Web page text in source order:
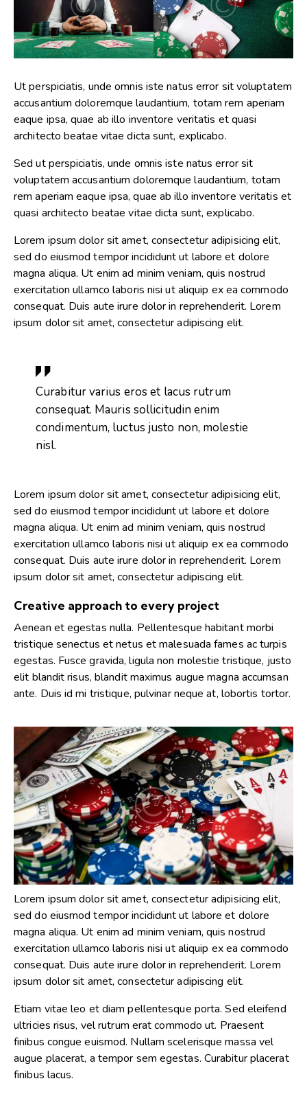
Ut perspiciatis, unde omnis iste natus error sit voluptatem
accusantium doloremque laudantium, totam rem aperiam
eaque ipsa, quae ab illo inventore veritatis et quasi
architecto beatae vitae dicta sunt, explicabo.
Sed ut perspiciatis, unde omnis iste natus error sit
voluptatem accusantium doloremque laudantium, totam
rem aperiam eaque ipsa, quae ab illo inventore veritatis et
quasi architecto beatae vitae dicta sunt, explicabo.
Lorem ipsum dolor sit amet, consectetur adipisicing elit,
sed do eiusmod tempor incididunt ut labore et dolore
magna aliqua. Ut enim ad minim veniam, quis nostrud
exercitation ullamco laboris nisi ut aliquip ex ea commodo
consequat. Duis aute irure dolor in reprehenderit. Lorem
ipsum dolor sit amet, consectetur adipiscing elit.
Curabitur varius eros et lacus rutrum
consequat. Mauris sollicitudin enim
condimentum, luctus justo non, molestie
nisl.
Lorem ipsum dolor sit amet, consectetur adipisicing elit,
sed do eiusmod tempor incididunt ut labore et dolore
magna aliqua. Ut enim ad minim veniam, quis nostrud
exercitation ullamco laboris nisi ut aliquip ex ea commodo
consequat. Duis aute irure dolor in reprehenderit. Lorem
ipsum dolor sit amet, consectetur adipiscing elit.
Creative approach to every project
Aenean et egestas nulla. Pellentesque habitant morbi
tristique senectus et netus et malesuada fames ac turpis
egestas. Fusce gravida, ligula non molestie tristique, justo
elit blandit risus, blandit maximus augue magna accumsan
ante. Duis id mi tristique, pulvinar neque at, lobortis tortor.
Lorem ipsum dolor sit amet, consectetur adipisicing elit,
sed do eiusmod tempor incididunt ut labore et dolore
magna aliqua. Ut enim ad minim veniam, quis nostrud
exercitation ullamco laboris nisi ut aliquip ex ea commodo
consequat. Duis aute irure dolor in reprehenderit. Lorem
ipsum dolor sit amet, consectetur adipiscing elit.
Etiam vitae leo et diam pellentesque porta. Sed eleifend
ultricies risus, vel rutrum erat commodo ut. Praesent
finibus congue euismod. Nullam scelerisque massa vel
augue placerat, a tempor sem egestas. Curabitur placerat
finibus lacus.